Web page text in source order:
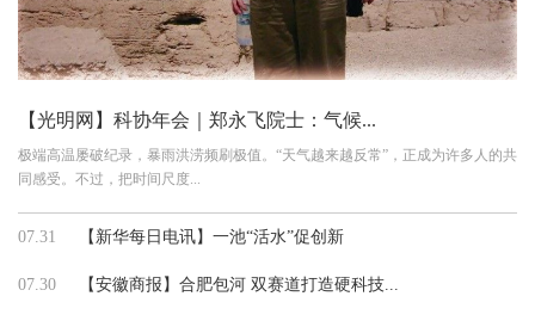
【光明网】科协年会｜郑永飞院士：气候...
极端高温屡破纪录，暴雨洪涝频刷极值。“天气越来越反常”，正成为许多人的共
同感受。不过，把时间尺度...
07.31 【新华每日电讯】一池“活水”促创新
07.30 【安徽商报】合肥包河 双赛道打造硬科技...